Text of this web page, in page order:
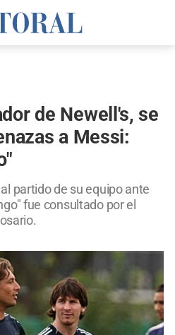
de Newell's, se
a Messi:
partido de su equipo ante
fue consultado por el